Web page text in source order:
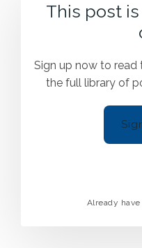
This post
Sign up now to
the full library of
Already